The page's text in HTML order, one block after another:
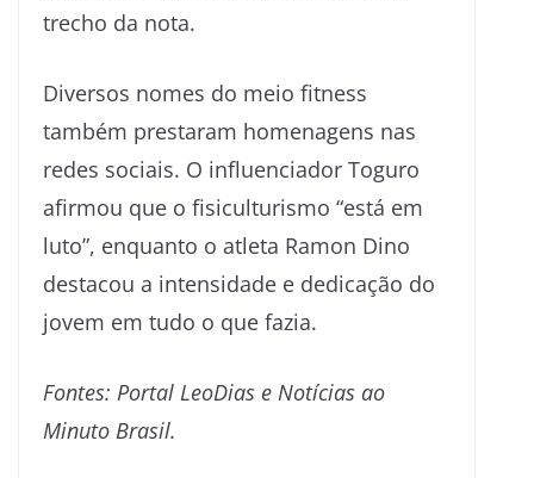
trecho da nota.
Diversos nomes do meio fitness
também prestaram homenagens nas
redes sociais. O influenciador Toguro
afirmou que o fisiculturismo “está em
luto”, enquanto o atleta Ramon Dino
destacou a intensidade e dedicação do
jovem em tudo o que fazia.
Fontes: Portal LeoDias e Notícias ao
Minuto Brasil.